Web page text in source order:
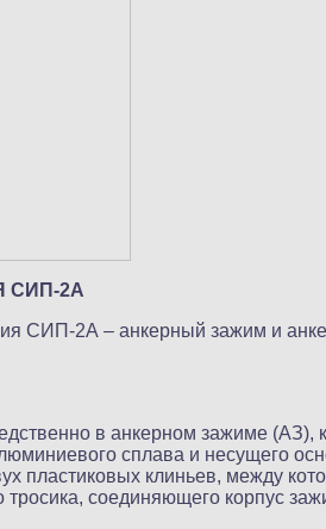
СИП-2А
СИП-2А – анкерный зажим и
в анкерном зажиме (АЗ),
сплава и несущего
пластиковых клиньев, между
тросика, соединяющего корпус